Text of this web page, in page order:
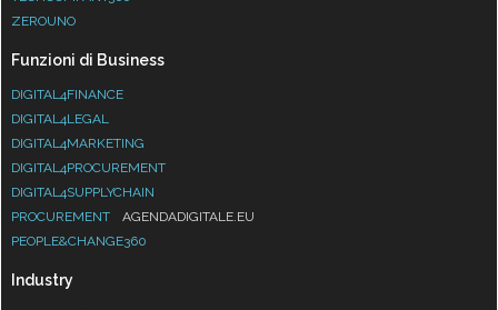
ZEROUNO
Funzioni di Business
DIGITAL4FINANCE
DIGITAL4LEGAL
DIGITAL4MARKETING
DIGITAL4PROCUREMENT
DIGITAL4SUPPLYCHAIN
PROCUREMENT
AGENDADIGITALE.EU
PEOPLE&CHANGE360
Industry